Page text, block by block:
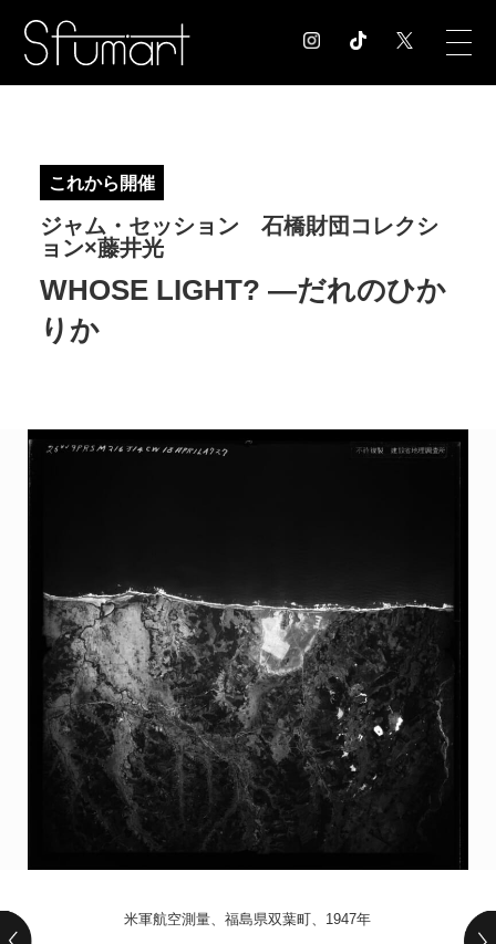
COLUMN
EXHIBITION 展覧会情報
MUSEUM 美術館情報
POLICY
これから開催
ジャム・セッション 石橋財団コレクシ
ョン×藤井光
WHOSE LIGHT? —だれのひか
りか
米軍航空測量、福島県双葉町、1947年